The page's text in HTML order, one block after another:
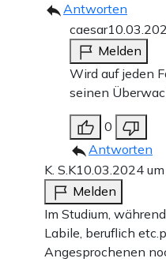
Antworten
caesar
Melden
Wird auf jeden
seinen
0
Antworten
K. S.K10.03.2024
Melden
Im Studium,
Labile, beruflich
Angesprochenen